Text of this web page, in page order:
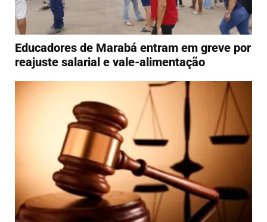
Educadores de Marabá entram em greve por
reajuste salarial e vale-alimentação